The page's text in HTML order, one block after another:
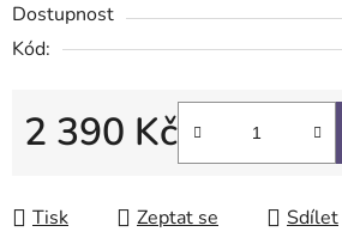
Dostupnost
Kód:
2 390 Kč
Tisk Zeptat se Sdílet